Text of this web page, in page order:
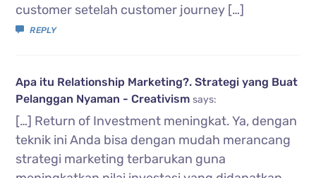
customer setelah customer journey […]
REPLY
Apa itu Relationship Marketing?. Strategi yang Buat
Pelanggan Nyaman - Creativism says:
[…] Return of Investment meningkat. Ya, dengan
teknik ini Anda bisa dengan mudah merancang
strategi marketing terbarukan guna